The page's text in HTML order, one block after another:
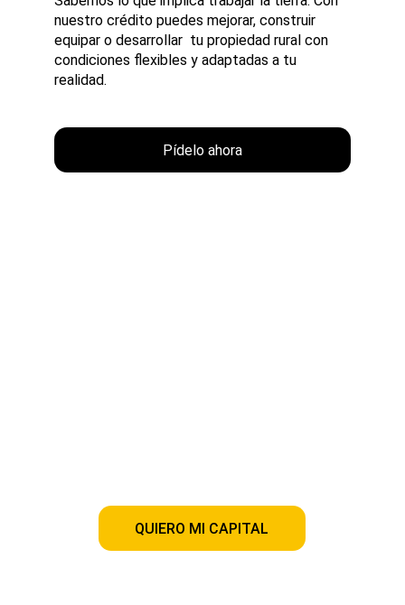
nuestro crédito puedes mejorar, construir
equipar o desarrollar  tu propiedad rural con
condiciones flexibles y adaptadas a tu
realidad.
Pídelo ahora
QUIERO MI CAPITAL